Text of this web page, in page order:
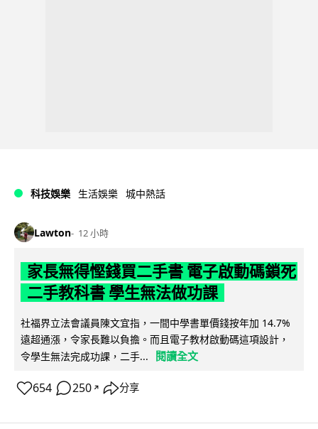
科技娛樂 生活娛樂 城中熱話
Lawton 12 小時
家長無得慳錢買二手書 電子啟動碼鎖死
二手教科書 學生無法做功課
社福界立法會議員陳文宜指，一間中學書單價錢按年加 14.7%
遠超通漲，令家長難以負擔。而且電子教材啟動碼這項設計，
令學生無法完成功課，二手...
閱讀全文
654 250 ↗ 分享